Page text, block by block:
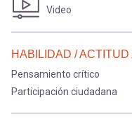
Video
HABILIDAD /
Pensamiento crítico
Participación ciudadana